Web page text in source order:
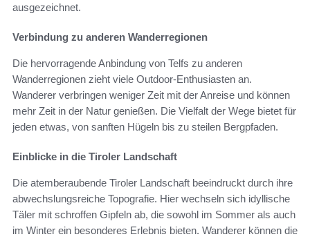
ausgezeichnet.
Verbindung zu anderen Wanderregionen
Die hervorragende Anbindung von Telfs zu anderen
Wanderregionen zieht viele Outdoor-Enthusiasten an.
Wanderer verbringen weniger Zeit mit der Anreise und können
mehr Zeit in der Natur genießen. Die Vielfalt der Wege bietet für
jeden etwas, von sanften Hügeln bis zu steilen Bergpfaden.
Einblicke in die Tiroler Landschaft
Die atemberaubende Tiroler Landschaft beeindruckt durch ihre
abwechslungsreiche Topografie. Hier wechseln sich idyllische
Täler mit schroffen Gipfeln ab, die sowohl im Sommer als auch
im Winter ein besonderes Erlebnis bieten. Wanderer können die